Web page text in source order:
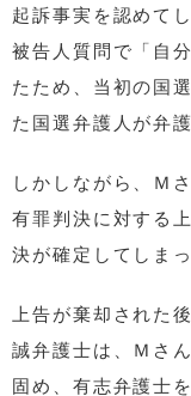
起訴事実を認めて
被告人質問で「自
たため、当初の国
た国選弁護人が弁
しかしながら、Ｍ
有罪判決に対する
決が確定してしまっ
上告が棄却された
誠弁護士は、Ｍさ
固め、有志弁護士